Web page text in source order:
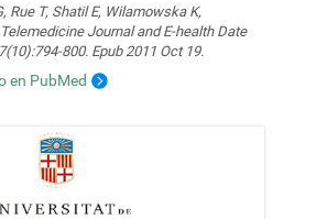
Rue T, Shatil E, Wilamowska K,
Journal and E-health Date
800. Epub 2011 Oct 19.
en PubMed